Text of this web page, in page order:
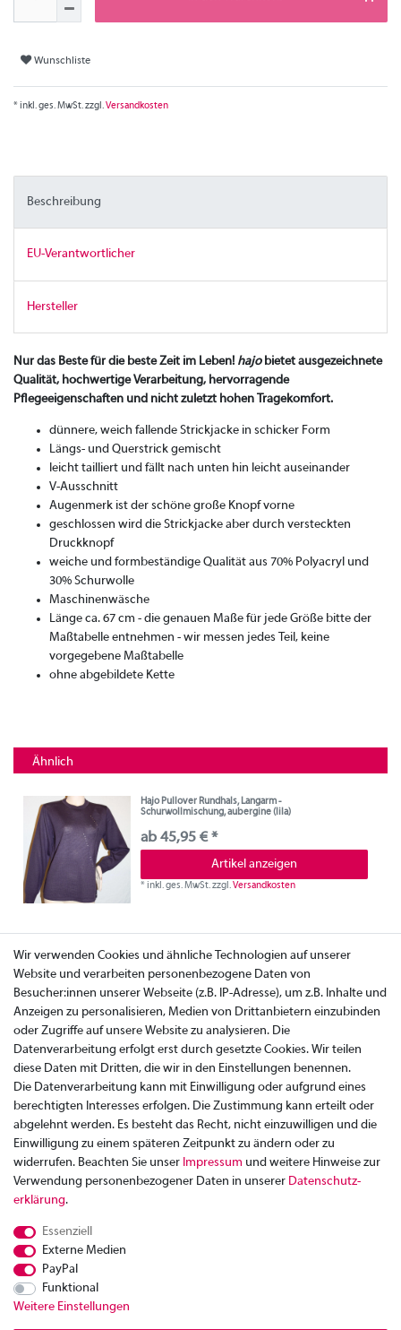
Wunschliste
* inkl. ges. MwSt. zzgl.Versandkosten
Beschreibung
EU-Verantwortlicher
Hersteller
Nur das Beste für die beste Zeit im Leben! hajo bietet ausgezeichnete
Qualität, hochwertige Verarbeitung, hervorragende
Pflegeeigenschaften und nicht zuletzt hohen Tragekomfort.
dünnere, weich fallende Strickjacke in schicker Form
Längs- und Querstrick gemischt
leicht tailliert und fällt nach unten hin leicht auseinander
V-Ausschnitt
Augenmerk ist der schöne große Knopf vorne
geschlossen wird die Strickjacke aber durch versteckten
Druckknopf
weiche und formbeständige Qualität aus 70% Polyacryl und
30% Schurwolle
Maschinenwäsche
Länge ca. 67 cm - die genauen Maße für jede Größe bitte der
Maßtabelle entnehmen - wir messen jedes Teil, keine
vorgegebene Maßtabelle
ohne abgebildete Kette
Ähnlich
Hajo Pullover Rundhals, Langarm -
Schurwollmischung, aubergine (lila)
ab 45,95 € *
Artikel anzeigen
*inkl. ges. MwSt.zzgl.Versandkosten
Zahlung
Rücksendung
Datenschutzerklärung
AGB
Wir verwenden Cookies und ähnliche Technologien auf unserer
Website und verarbeiten personenbezogene Daten von
Besucher:innen unserer Webseite (z.B. IP-Adresse), um z.B. Inhalte und
Anzeigen zu personalisieren, Medien von Drittanbietern einzubinden
oder Zugriffe auf unsere Website zu analysieren. Die
Datenverarbeitung erfolgt erst durch gesetzte Cookies. Wir teilen
diese Daten mit Dritten, die wir in den Einstellungen benennen.
Die Datenverarbeitung kann mit Einwilligung oder aufgrund eines
berechtigten Interesses erfolgen. Die Zustimmung kann erteilt oder
abgelehnt werden. Es besteht das Recht, nicht einzuwilligen und die
Einwilligung zu einem späteren Zeitpunkt zu ändern oder zu
widerrufen. Beachten Sie unser Impressum und weitere Hinweise zur
Verwendung personenbezogener Daten in unserer Daten­schutz­
erklärung.
Essenziell
Externe Medien
PayPal
Funktional
Weitere Einstellungen